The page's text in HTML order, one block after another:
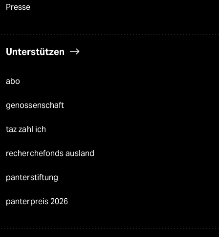
Presse
Unterstützen
abo
genossenschaft
taz zahl ich
recherchefonds ausland
panterstiftung
panterpreis 2026